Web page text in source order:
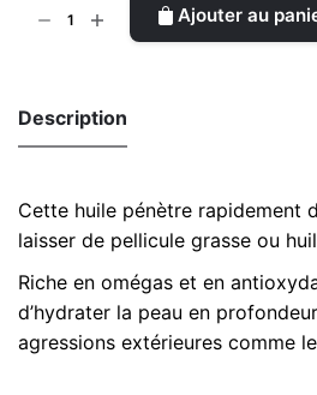
Ajouter au
Description
Cette huile pénètre rapidement
laisser de pellicule grasse ou
Riche en omégas et en
d’hydrater la peau en
agressions extérieures comme